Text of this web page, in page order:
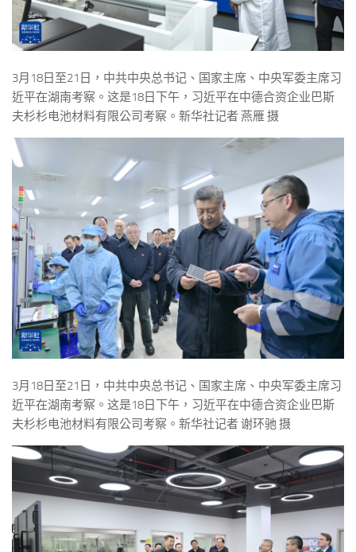
3月18日至21日，中共中央总书记、国家主席、中央军委主席习
近平在湖南考察。这是18日下午，习近平在中德合资企业巴斯
夫杉杉电池材料有限公司考察。新华社记者 燕雁 摄
3月18日至21日，中共中央总书记、国家主席、中央军委主席习
近平在湖南考察。这是18日下午，习近平在中德合资企业巴斯
夫杉杉电池材料有限公司考察。新华社记者 谢环驰 摄